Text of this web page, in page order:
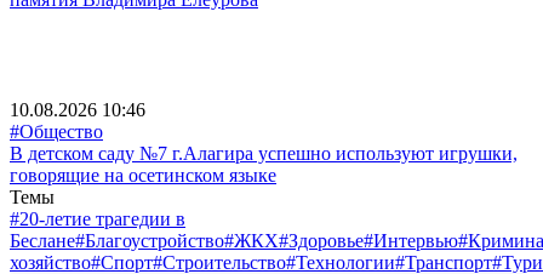
10.08.2026 10:46
#Общество
В детском саду №7 г.Алагира успешно используют игрушки,
говорящие на осетинском языке
Темы
#20-летие трагедии в
Беслане#Благоустройство#ЖКХ#Здоровье#Интервью
хозяйство#Спорт#Строительство#Технологии#Транспорт